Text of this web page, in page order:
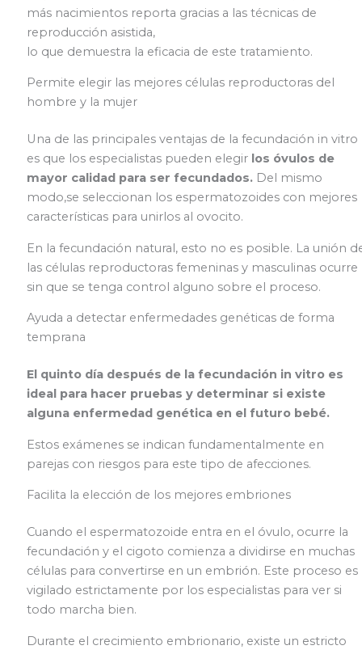
más nacimientos reporta gracias a las técnicas de
reproducción asistida,
lo que demuestra la eficacia de este tratamiento.
Permite elegir las mejores células reproductoras del
hombre y la mujer
Una de las principales ventajas de la fecundación in vitro
es que los especialistas pueden elegir los óvulos de
mayor calidad para ser fecundados.Del mismo
modo,se seleccionan los espermatozoides con mejores
características para unirlos al ovocito.
En la fecundación natural, esto no es posible. La unión
las células reproductoras femeninas y masculinas ocurre
sin que se tenga control alguno sobre el proceso.
Ayuda a detectar enfermedades genéticas de forma
temprana
El quinto día después de la fecundación in vitro es
ideal para hacer pruebas y determinar si existe
alguna enfermedad genética en el futuro bebé.
Estos exámenes se indican fundamentalmente en
parejas con riesgos para este tipo de afecciones.
Facilita la elección de los mejores embriones
Cuando el espermatozoide entra en el óvulo, ocurre la
fecundación y el cigoto comienza a dividirse en muchas
células para convertirse en un embrión. Este proceso es
vigilado estrictamente por los especialistas para ver si
todo marcha bien.
Durante el crecimiento embrionario, existe un estricto